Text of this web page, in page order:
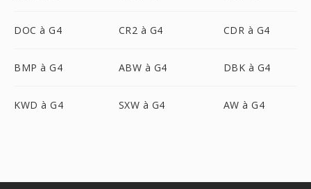
DOC à G4 CR2 à G4 CDR à G4
BMP à G4 ABW à G4 DBK à G4
KWD à G4 SXW à G4 AW à G4